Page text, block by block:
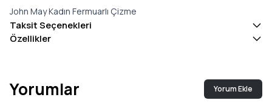
John May Kadın Fermuarlı Çizme
Taksit Seçenekleri
Özellikler
Yorumlar Yorum Ekle